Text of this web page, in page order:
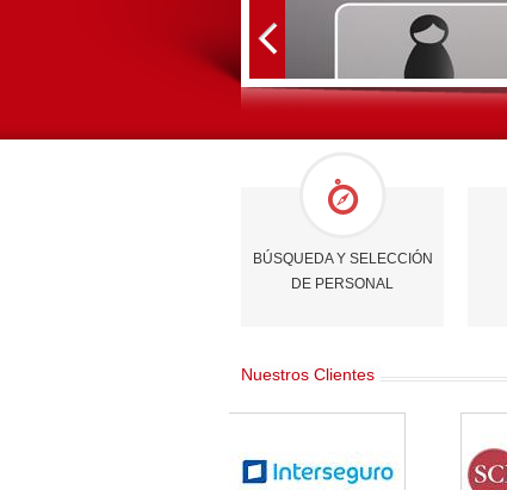
BÚSQUEDA Y SELECCIÓN
DE PERSONAL
Nuestros Clientes